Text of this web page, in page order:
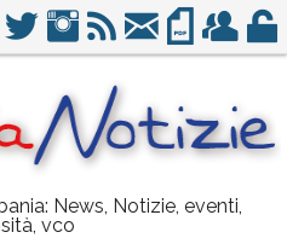
News, Notizie, eventi,
vco